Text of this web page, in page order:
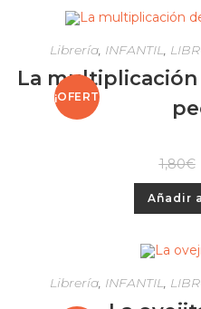
¡OFERT
Librería, INFANTIL,
La
1,80€
Añadir
Librería, INFANTIL,